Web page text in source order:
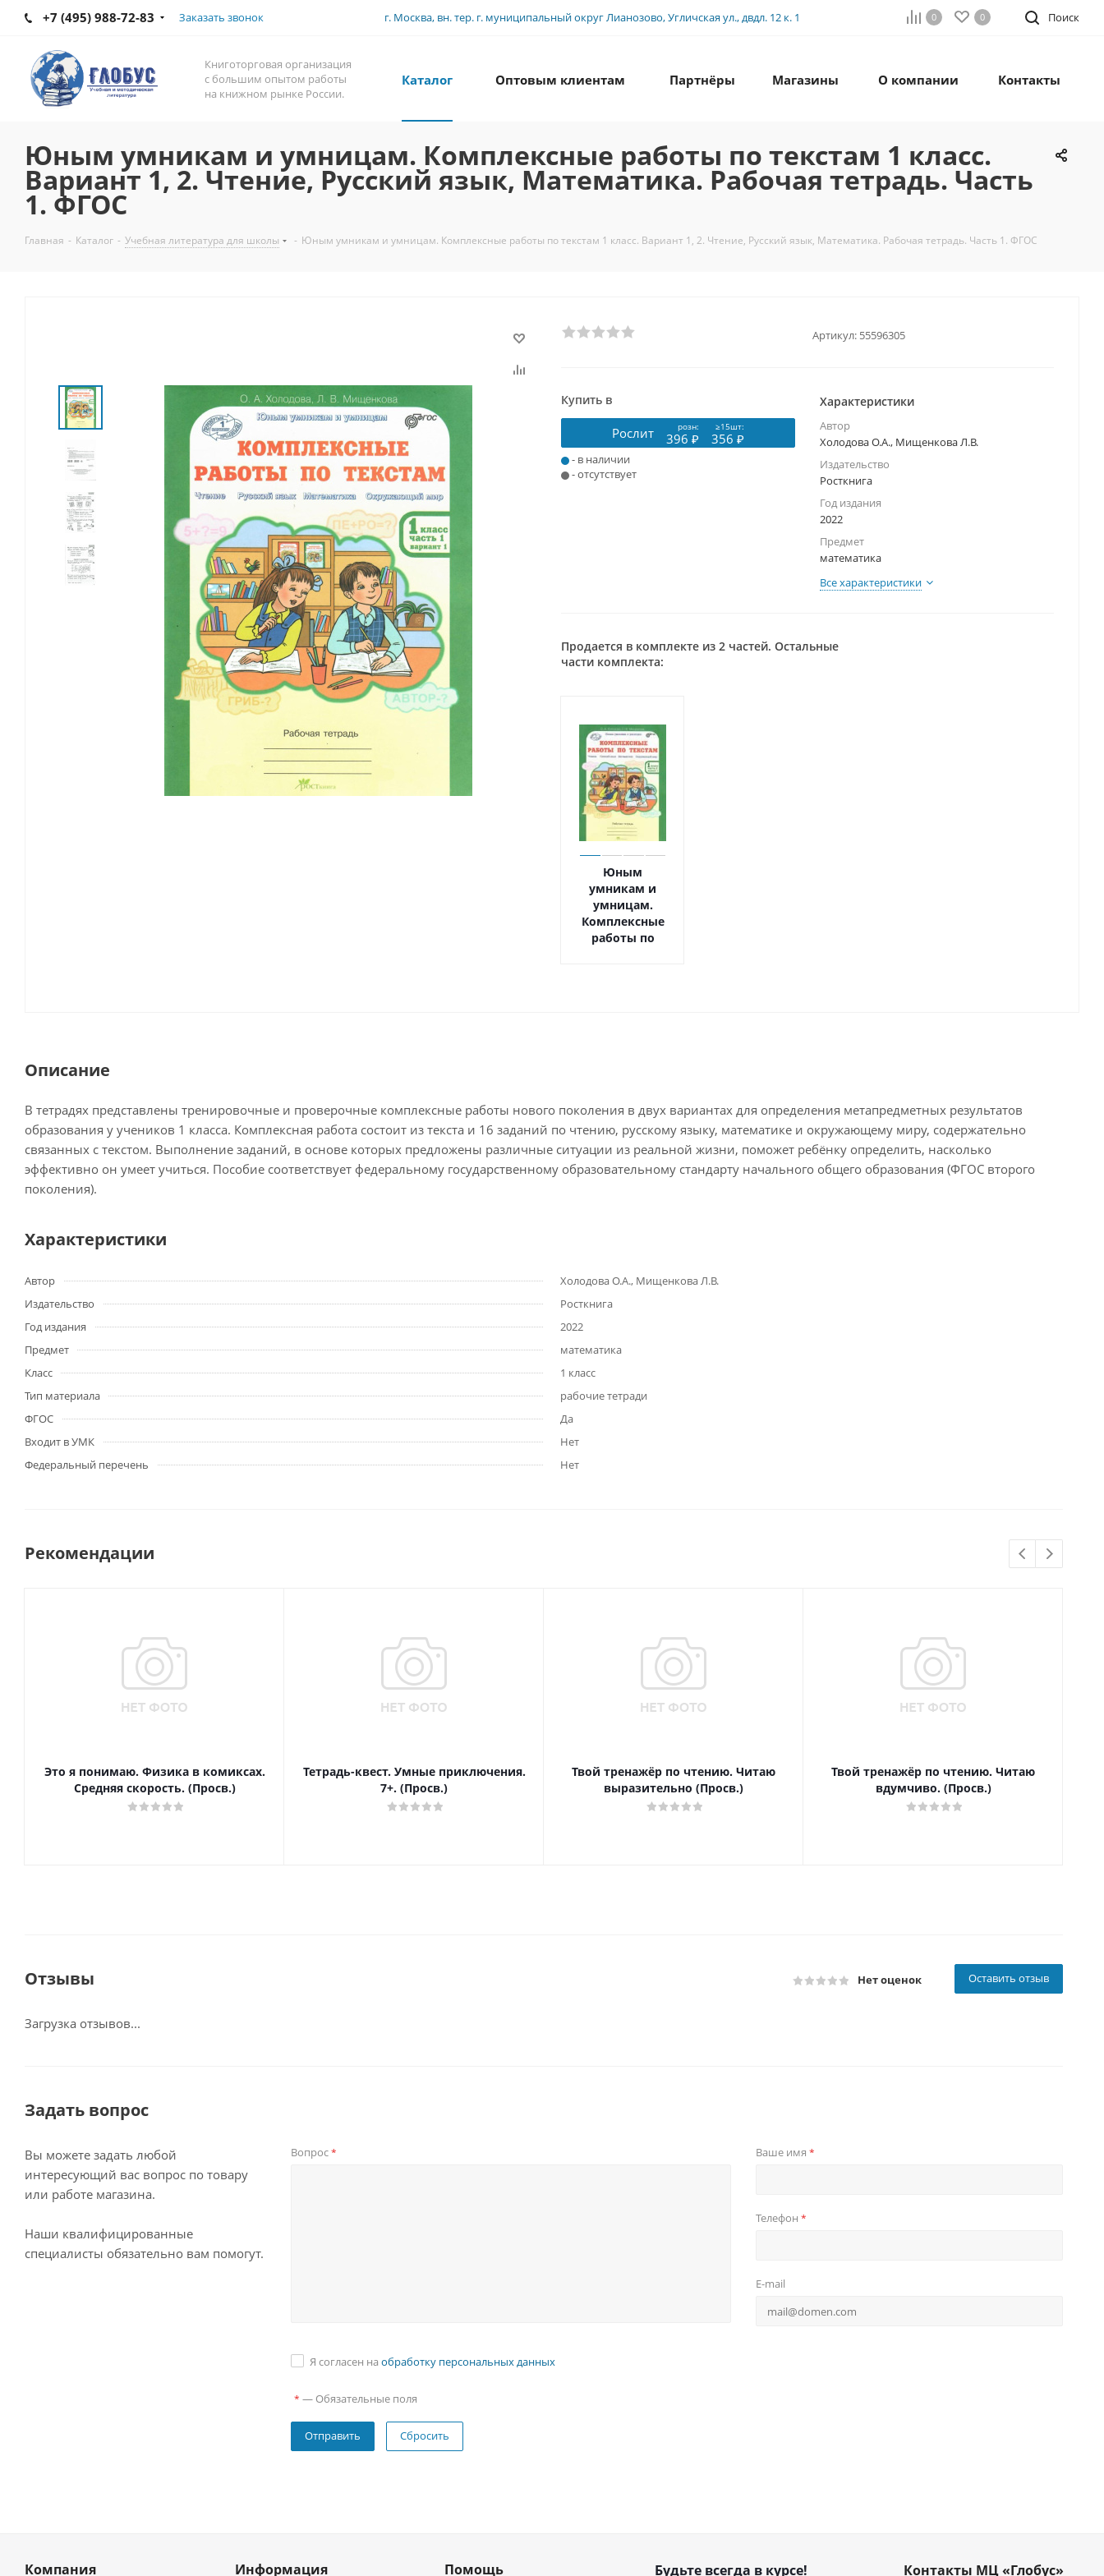
+7 (495) 988-72-83 Заказать звонок г. Москва, вн. тер. г. муниципальный округ Лианозово, Угличская ул., двдл. 12 к. 1 Поиск
0 0
Книготорговая организация
с большим опытом работы
на книжном рынке России.
Каталог Оптовым клиентам Партнёры Магазины О компании Контакты
Юным умникам и умницам. Комплексные работы по текстам 1 класс.
Вариант 1, 2. Чтение, Русский язык, Математика. Рабочая тетрадь. Часть
1. ФГОС
Главная - Каталог - Учебная литература для школы - Юным умникам и умницам. Комплексные работы по текстам 1 класс. Вариант 1, 2. Чтение, Русский язык, Математика. Рабочая тетрадь. Часть 1. ФГОС
Артикул: 55596305
Купить в
Рослит розн: ≥15шт:
396 ₽ 356 ₽
- в наличии
- отсутствует
Характеристики
Автор
Холодова О.А., Мищенкова Л.В.
Издательство
Росткнига
Год издания
2022
Предмет
математика
Все характеристики
Продается в комплекте из 2 частей. Остальные
части комплекта:
Юным
умникам и
умницам.
Комплексные
работы по
Описание
В тетрадях представлены тренировочные и проверочные комплексные работы нового поколения в двух вариантах для определения метапредметных результатов
образования у учеников 1 класса. Комплексная работа состоит из текста и 16 заданий по чтению, русскому языку, математике и окружающему миру, содержательно
связанных с текстом. Выполнение заданий, в основе которых предложены различные ситуации из реальной жизни, поможет ребёнку определить, насколько
эффективно он умеет учиться. Пособие соответствует федеральному государственному образовательному стандарту начального общего образования (ФГОС второго
поколения).
Характеристики
Автор
Холодова О.А., Мищенкова Л.В.
Издательство
Росткнига
Год издания
2022
Предмет
математика
Класс
1 класс
Тип материала
рабочие тетради
ФГОС
Да
Входит в УМК
Нет
Федеральный перечень
Нет
Рекомендации
Это я понимаю. Физика в комиксах.
Средняя скорость. (Просв.)
Тетрадь-квест. Умные приключения.
7+. (Просв.)
Твой тренажёр по чтению. Читаю
выразительно (Просв.)
Твой тренажёр по чтению. Читаю
вдумчиво. (Просв.)
Отзывы Нет оценок Оставить отзыв
Загрузка отзывов...
Задать вопрос
Вы можете задать любой
интересующий вас вопрос по товару
или работе магазина.
Наши квалифицированные
специалисты обязательно вам помогут.
Вопрос* Ваше имя *
Телефон *
E-mail
Я согласен на обработку персональных данных
* — Обязательные поля
Сбросить
Компания Информация Помощь Будьте всегда в курсе! Контакты МЦ «Глобус»